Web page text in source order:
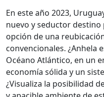
En este año 2023,
nuevo y seductor
opción de una
convencionales. ¿Anhela
Océano Atlántico, en un
economía sólida y un
¿Visualiza la posibilidad